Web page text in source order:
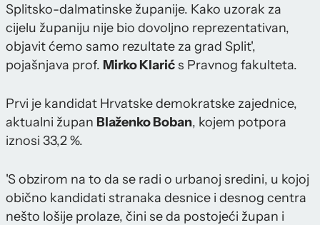
Splitsko-dalmatinske županije. Kako uzorak za
cijelu županiju nije bio dovoljno reprezentativan,
objavit ćemo samo rezultate za grad Split',
pojašnjava prof. Mirko Klarićs Pravnog fakulteta.
Prvi je kandidat Hrvatske demokratske zajednice,
aktualni župan Blaženko Boban, kojem potpora
iznosi 33,2 %.
'S obzirom na to da se radi o urbanoj sredini, u kojoj
obično kandidati stranaka desnice i desnog centra
nešto lošije prolaze, čini se da postojeći župan i